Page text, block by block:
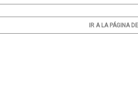
IR A LA PÁGINA